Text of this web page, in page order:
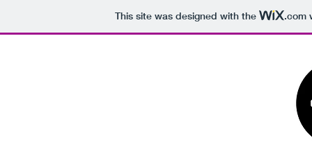
This site was designed with the .com